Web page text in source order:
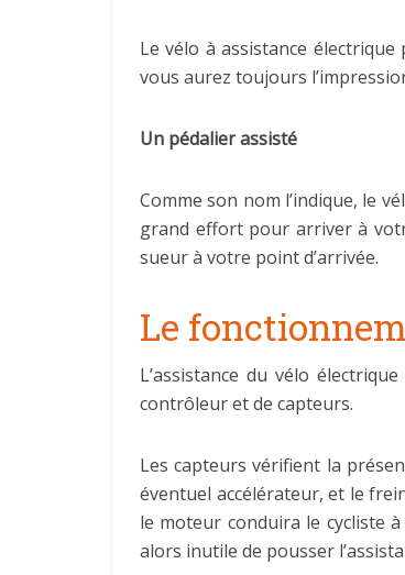
Le vélo à assistance
vous aurez toujours
Un pédalier assisté
Comme son nom l’indique, le
grand effort pour arriver à
sueur à votre point d’arrivée.
Le
L’assistance du vélo
contrôleur et de capteurs.
Les capteurs vérifient la
éventuel accélérateur, et le
le moteur conduira le cycliste
alors inutile de pousser